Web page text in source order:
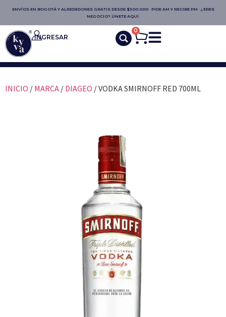
ENVÍOS EN BOGOTÁ Y ALREDEDORES GRATIS DESDE $300.000 · PIDE AM Y RECIBE PM · ¿ERES
NEGOCIO? ÚNETE AQUÍ.
INGRESAR
0
INICIO / MARCA / DIAGEO / VODKA SMIRNOFF RED 700ML